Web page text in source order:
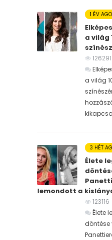
1 ÉV AGO
a világ
126291
a világ
3 HÉT
Élete
lemondott a
123116
Élete
döntése